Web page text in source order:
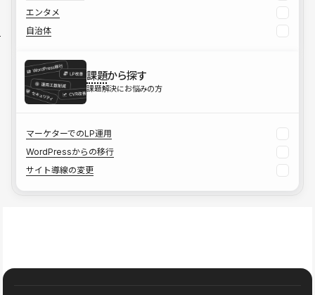
エンタメ
自治体
課題から探す
課題解決にお悩みの方
マーケターでのLP運用
WordPressからの移行
サイト導線の変更